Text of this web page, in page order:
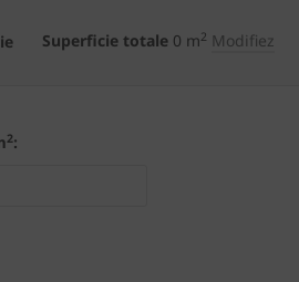
Superficie totale 0 m2 Modifiez
2: